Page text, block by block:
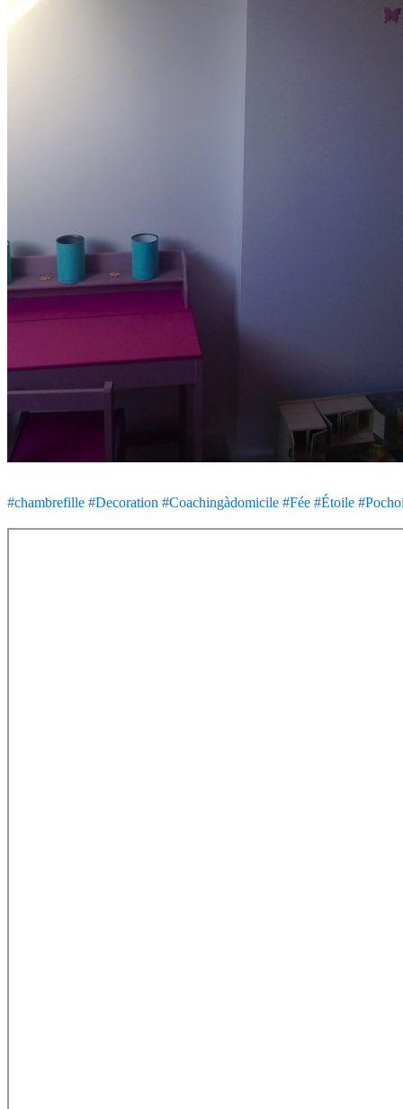
#chambrefille #Decoration #Coachingàdomicile #Fée #Étoile